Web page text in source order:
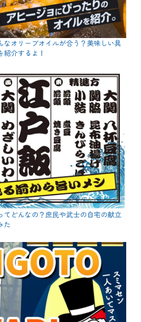
なオリーブオイルが合う？美味しい具
介するよ！
てどんなの？庶民や武士の自宅の献立
た